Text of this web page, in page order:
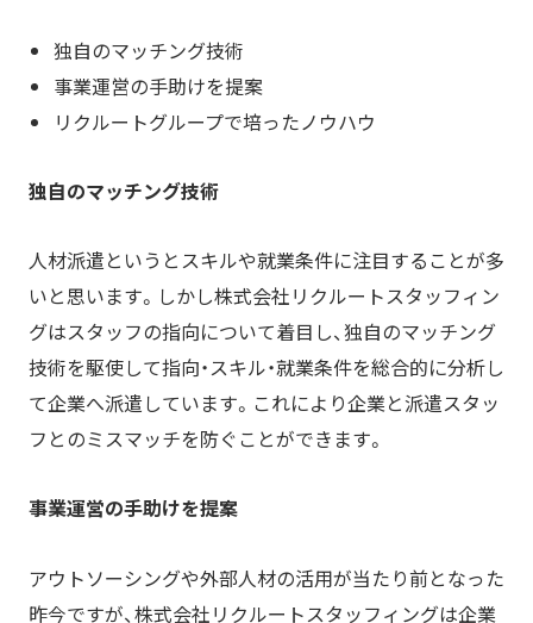
独自のマッチング技術
事業運営の手助けを提案
リクルートグループで培ったノウハウ
独自のマッチング技術
人材派遣というとスキルや就業条件に注目することが多
いと思います。しかし株式会社リクルートスタッフィン
グはスタッフの指向について着目し、独自のマッチング
技術を駆使して指向・スキル・就業条件を総合的に分析し
て企業へ派遣しています。これにより企業と派遣スタッ
フとのミスマッチを防ぐことができます。
事業運営の手助けを提案
アウトソーシングや外部人材の活用が当たり前となった
昨今ですが、株式会社リクルートスタッフィングは企業